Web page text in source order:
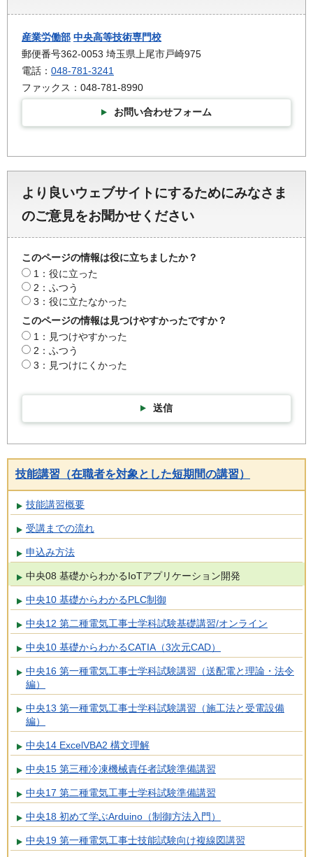
産業労働部 中央高等技術専門校
郵便番号362-0053 埼玉県上尾市戸崎975
電話： 048-781-3241
ファックス：048-781-8990
お問い合わせフォーム
より良いウェブサイトにするためにみなさま
のご意見をお聞かせください
このページの情報は役に立ちましたか？
1：役に立った
2：ふつう
3：役に立たなかった
このページの情報は見つけやすかったですか？
1：見つけやすかった
2：ふつう
3：見つけにくかった
送信
技能講習（在職者を対象とした短期間の講習）
技能講習概要
受講までの流れ
申込み方法
中央08 基礎からわかるIoTアプリケーション開発
中央10 基礎からわかるPLC制御
中央12 第二種電気工事士学科試験基礎講習/オンライン
中央10 基礎からわかるCATIA（3次元CAD）
中央16 第一種電気工事士学科試験講習（送配電と理論・法令
編）
中央13 第一種電気工事士学科試験講習（施工法と受電設備
編）
中央14 ExcelVBA2 構文理解
中央15 第三種冷凍機械責任者試験準備講習
中央17 第二種電気工事士学科試験準備講習
中央18 初めて学ぶArduino（制御方法入門）
中央19 第一種電気工事士技能試験向け複線図講習